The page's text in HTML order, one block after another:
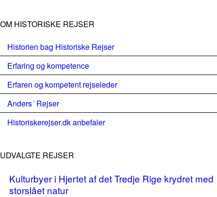
OM HISTORISKE REJSER
Historien bag Historiske Rejser
Erfaring og kompetence
Erfaren og kompetent rejseleder
Anders´ Rejser
Historiskerejser.dk anbefaler
UDVALGTE REJSER
Kulturbyer i Hjertet af det Tredje Rige krydret med
storslået natur